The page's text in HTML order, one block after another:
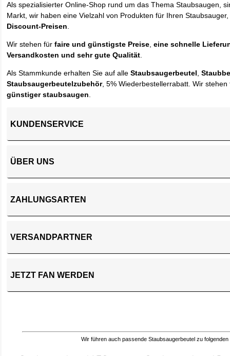
Als spezialisierter Online-Shop rund um das Thema Staubsaugen,
Markt, wir haben eine Vielzahl von Produkten für Ihren
Discount-Preisen.
Wir stehen fürfaire und günstigste Preise,eine schnelle
Versandkosten und sehr gute Qualität.
Als Stammkunde erhalten Sie auf alleStaubsaugerbeutel,
Staubsaugerbeutelzubehör, 5% Wiederbestellerrabatt. Wir
günstiger staubsaugen.
KUNDENSERVICE
ÜBER UNS
ZAHLUNGSARTEN
VERSANDPARTNER
JETZT FAN WERDEN
Wir führen auch passende Staubsaugerbeutel zu folgenden